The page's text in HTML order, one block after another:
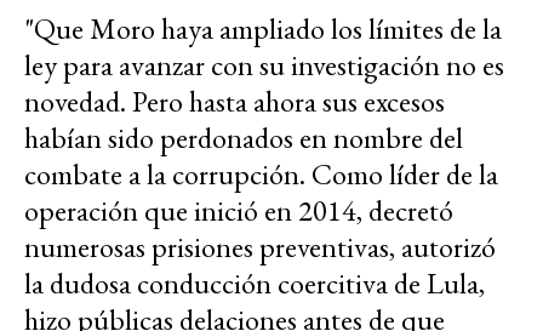
"Que Moro haya ampliado los límites de la
ley para avanzar con su investigación no es
novedad. Pero hasta ahora sus excesos
habían sido perdonados en nombre del
combate a la corrupción. Como líder de la
operación que inició en 2014, decretó
numerosas prisiones preventivas, autorizó
la dudosa conducción coercitiva de Lula,
hizo públicas delaciones antes de que